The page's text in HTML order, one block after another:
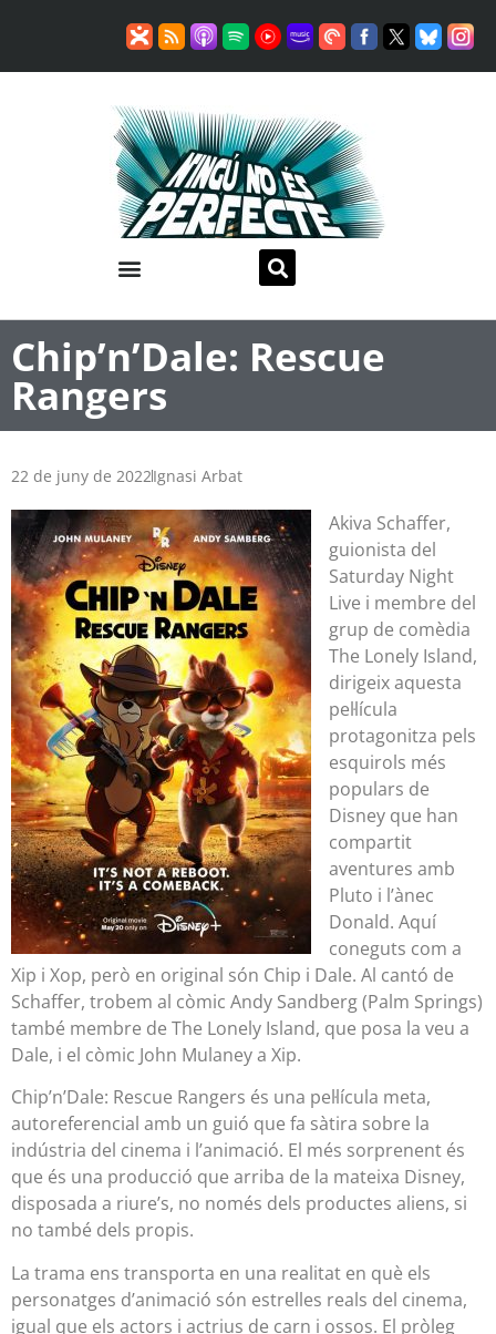
Chip’n’Dale: Rescue
Rangers
22 de juny de 2022Ignasi Arbat
Akiva Schaffer,
guionista del
Saturday Night
Live i membre del
grup de comèdia
The Lonely Island,
dirigeix aquesta
pel·lícula
protagonitza pels
esquirols més
populars de
Disney que han
compartit
aventures amb
Pluto i l’ànec
Donald. Aquí
coneguts com a
Xip i Xop, però en original són Chip i Dale. Al cantó de
Schaffer, trobem al còmic Andy Sandberg (Palm Springs)
també membre de The Lonely Island, que posa la veu a
Dale, i el còmic John Mulaney a Xip.
Chip’n’Dale: Rescue Rangers és una pel·lícula meta,
autoreferencial amb un guió que fa sàtira sobre la
indústria del cinema i l’animació. El més sorprenent és
que és una producció que arriba de la mateixa Disney,
disposada a riure’s, no només dels productes aliens, si
no també dels propis.
La trama ens transporta en una realitat en què els
personatges d’animació són estrelles reals del cinema,
igual que els actors i actrius de carn i ossos. El pròleg